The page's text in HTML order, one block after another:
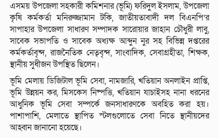
এসময় উপজেলা সহকারী কমিশনার (ভূমি) ফরিদুল ইসলাম, উপজেলা
কৃষি কর্মকর্তা মনিরুজ্জামান টকি, জাতীয়তাবাদী দল বিএনপি’র
সাপাহার উপজেলা সাধারণ সম্পাদক সারোয়ার জাহান চৌধুরী লাবু,
সাবেক সভাপতি ও সাবেক অধ্যক্ষ আব্দুন নুর সহ বিভিন্ন দপ্তরের
কর্মকর্তাবৃন্দ, রাজনৈতিক নেতৃবৃন্দ, সাংবাদিক, সেবাগ্রহীতা, শিক্ষক,
স্থানীয় সুধীজন উপস্থিত ছিলেন।
ভূমি মেলায় ডিজিটাল ভূমি সেবা, নামজারি, খতিয়ান অনলাইন প্রাপ্তি,
ভূমি উন্নয়ন কর, মিসকেস নিষ্পত্তি, খতিয়ান যাচাইসহ নানা ধরনের
আধুনিক ভূমি সেবা সম্পর্কে জনসাধারণকে অবহিত করা হয়।
পাশাপাশি, মেলাতে স্থাপিত স্টলগুলোতে সেবা নিতে স্থানীয়দের
আহ্বান জানানো হয়েছে।